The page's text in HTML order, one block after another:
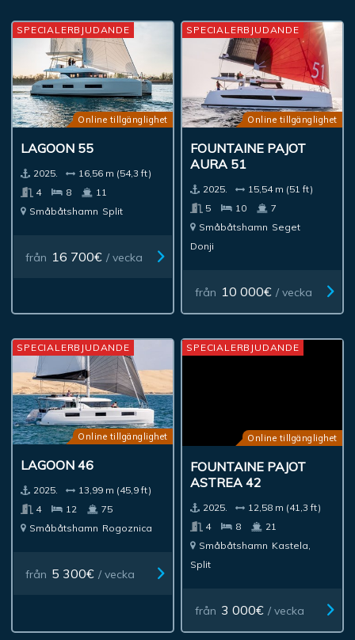
Online tillgänglighet
LAGOON 55
2025.
16,56 m (54,3 ft)
4
8
11
Småbåtshamn Split
från 16 700€ / vecka
SPECIALERBJUDANDE
Online tillgänglighet
FOUNTAINE PAJOT
AURA 51
2025.
15,54 m (51 ft)
5
10
7
Småbåtshamn Seget
Donji
från 10 000€ / vecka
SPECIALERBJUDANDE
Online tillgänglighet
LAGOON 46
2025.
13,99 m (45,9 ft)
4
12
75
Småbåtshamn Rogoznica
från 5 300€ / vecka
SPECIALERBJUDANDE
Online tillgänglighet
FOUNTAINE PAJOT
ASTREA 42
2025.
12,58 m (41,3 ft)
4
8
21
Småbåtshamn Kastela,
Split
från 3 000€ / vecka
SPECIALERBJUDANDE